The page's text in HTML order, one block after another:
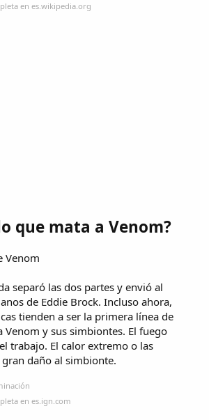
en es.wikipedia.org
que mata a Venom?
Venom
separó las dos partes y envió al
de Eddie Brock. Incluso ahora,
tienden a ser la primera línea de
Venom y sus simbiontes. El fuego
trabajo. El calor extremo o las
gran daño al simbionte.
en es.ign.com